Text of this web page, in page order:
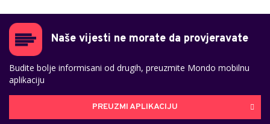
Naše vijesti ne morate da provjeravate
Budite bolje informisani od drugih, preuzmite Mondo mobilnu
aplikaciju
PREUZMI APLIKACIJU